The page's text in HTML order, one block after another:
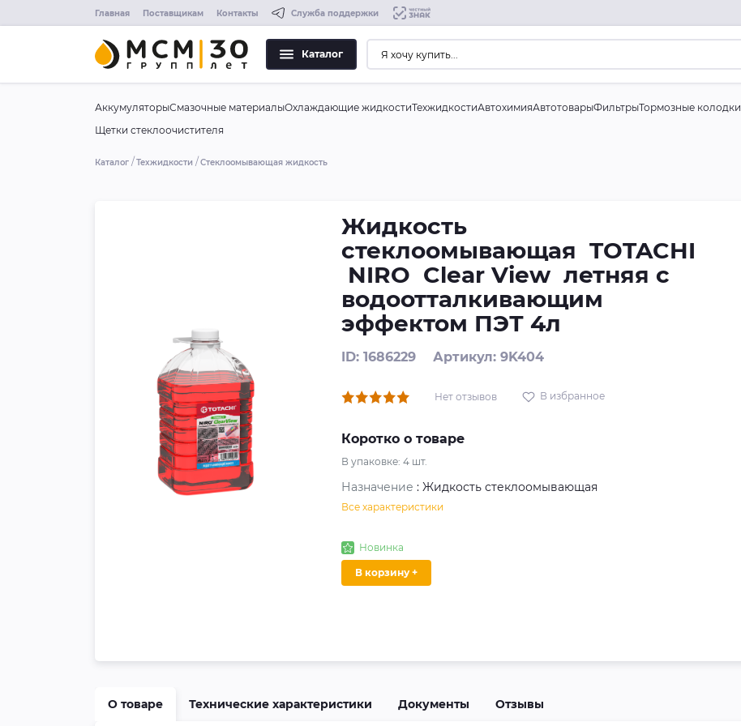
Главная Поставщикам Контакты Служба поддержки
Каталог
АккумуляторыСмазочные материалыОхлаждающие жидкостиТехжидкостиАвтохимияАвтотоварыФильтрыТормозные колодки
Щетки стеклоочистителя
Каталог Техжидкости Стеклоомывающая жидкость
Жидкость
стеклоомывающая TOTACHI
NIRО Clear View летняя с
водоотталкивающим
эффектом ПЭТ 4л
ID: 1686229 Артикул: 9K404
Нет отзывов В избранное
Коротко о товаре
В упаковке:4 шт.
Назначение : Жидкость стеклоомывающая
Все характеристики
Новинка
В корзину +
О товаре Технические характеристики Документы Отзывы